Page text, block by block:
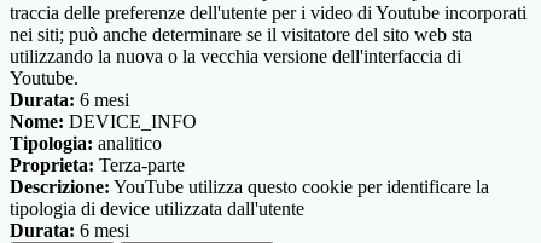
traccia delle preferenze dell'utente per i video di Youtube incorporati
nei siti; può anche determinare se il visitatore del sito web sta
utilizzando la nuova o la vecchia versione dell'interfaccia di
Youtube.
Durata: 6 mesi
Nome: DEVICE_INFO
Tipologia: analitico
Proprieta: Terza-parte
Descrizione: YouTube utilizza questo cookie per identificare la
tipologia di device utilizzata dall'utente
Durata: 6 mesi